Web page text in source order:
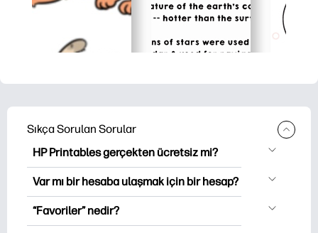
Sıkça Sorulan Sorular
HP Printables gerçekten ücretsiz mi?
HP Printables, indirme ve indirme için
2,500'den fazla ücretsiz yazılabilir ürün
sunar. Popüler boyama sayfaları,
eğlenceli çalışma öğrenme sayfaları, el
Var mı bir hesaba ulaşmak için bir hesap?
Hesabı oluşturmadan keşfedebilir ve
“Favoriler” nedir?